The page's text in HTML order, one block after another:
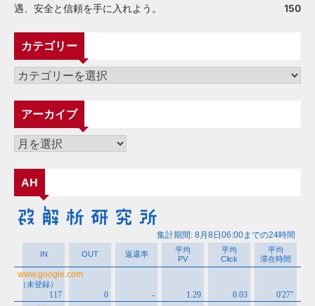
遇、安全と信頼を手に入れよう。
150
カテゴリー
カ
ゴ
リ
ー
アーカイブ
ア
カ
イ
ブ
AH